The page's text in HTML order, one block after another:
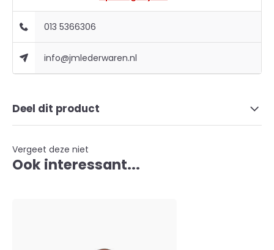
013 5366306
info@jmlederwaren.nl
Deel dit product
Vergeet deze niet
Ook interessant...